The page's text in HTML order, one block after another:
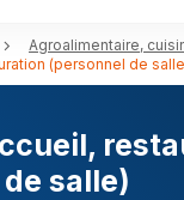
Agroalimentaire,
(personnel de
salle)